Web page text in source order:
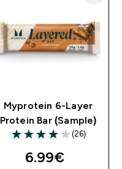
Myprotein 6-Layer
Protein Bar (Sample)
3.96 out of 5 stars
(26)
6.99€‎